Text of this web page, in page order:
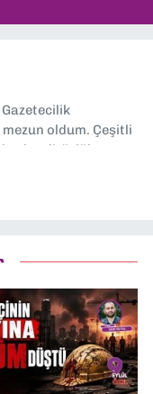
oldum. Çeşitli
editörlük,